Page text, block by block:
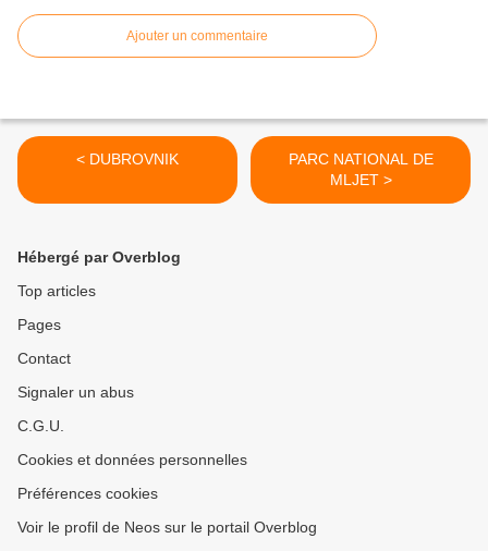
Ajouter un commentaire
< DUBROVNIK
PARC NATIONAL DE
MLJET >
Hébergé par Overblog
Top articles
Pages
Contact
Signaler un abus
C.G.U.
Cookies et données personnelles
Préférences cookies
Voir le profil de Neos sur le portail Overblog